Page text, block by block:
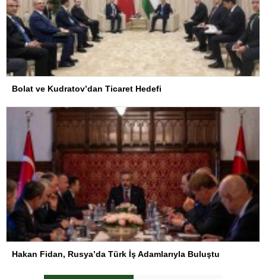
Bolat ve Kudratov’dan Ticaret Hedefi
Hakan Fidan, Rusya’da Türk İş Adamlarıyla Buluştu